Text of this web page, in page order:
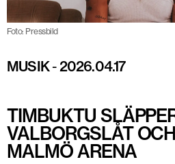
Foto: Pressbild
MUSIK-2026.04.17
TIMBUKTU
VALBORGSLÅT
MALMÖ ARENA